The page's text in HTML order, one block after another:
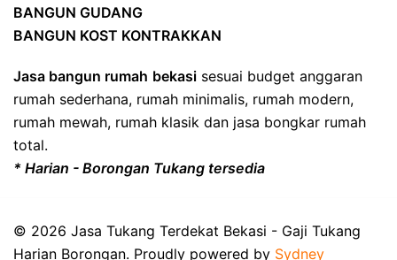
BANGUN GUDANG
BANGUN KOST KONTRAKKAN
Jasa bangun rumah bekasi sesuai budget anggaran
rumah sederhana, rumah minimalis, rumah modern,
rumah mewah, rumah klasik dan jasa bongkar rumah
total.
* Harian - Borongan Tukang tersedia
© 2026 Jasa Tukang Terdekat Bekasi - Gaji Tukang
Harian Borongan. Proudly powered by Sydney